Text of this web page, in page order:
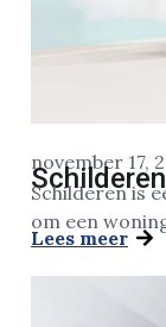
november 17,
Schilderen is
om een
Lees meer